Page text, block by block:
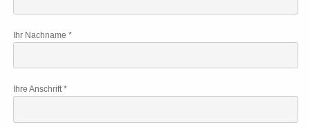
Ihr Nachname *
Ihre Anschrift *